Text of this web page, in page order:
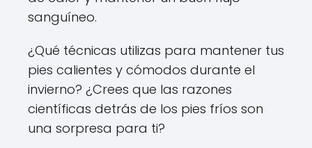
sanguíneo.
¿Qué técnicas utilizas para mantener tus
pies calientes y cómodos durante el
invierno? ¿Crees que las razones
científicas detrás de los pies fríos son
una sorpresa para ti?